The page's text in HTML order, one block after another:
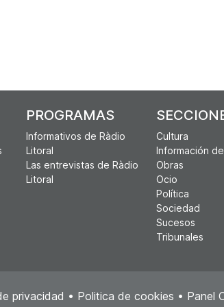
PROGRAMAS
Informativos de Ràdio
Litoral
Las entrevistas de Ràdio
Litoral
Cultura
Información
Obras
Ocio
Política
Sociedad
Sucesos
Tribunales
privacidad • Politica de cookies • Panel